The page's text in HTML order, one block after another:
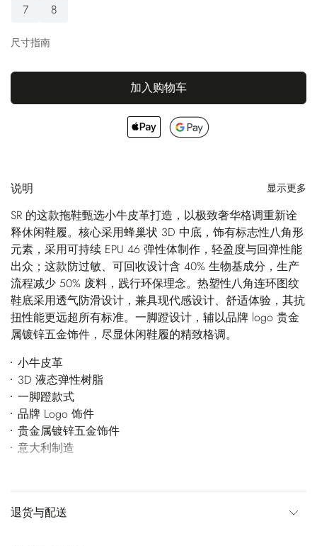
7
8
尺寸指南
加入购物车
说明 显示更多
SR 的这款拖鞋甄选小牛皮革打造，以极致奢华格调重新诠
释休闲鞋履。核心采用蜂巢状 3D 中底，饰有标志性八角形
元素，采用可持续 EPU 46 弹性体制作，轻盈度与回弹性能
出众；这款防过敏、可回收设计含 40% 生物基成分，生产
流程减少 50% 废料，践行环保理念。热塑性八角连环图纹
鞋底采用透气防滑设计，兼具现代感设计、舒适体验，其抗
扭性能更远超所有标准。一脚蹬设计，辅以品牌 logo 贵金
属镀锌五金饰件，尽显休闲鞋履的精致格调。
小牛皮革
3D 液态弹性树脂
一脚蹬款式
品牌 Logo 饰件
贵金属镀锌五金饰件
意大利制造
退货与配送